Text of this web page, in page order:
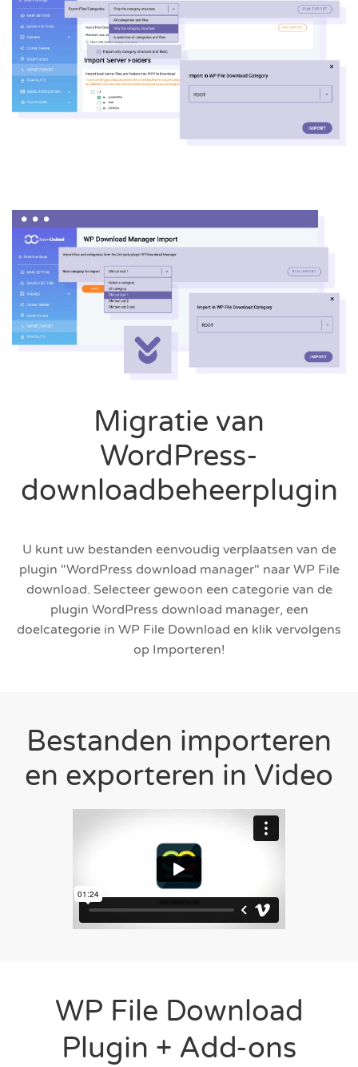
Migratie van
WordPress-
downloadbeheerplugin
U kunt uw bestanden eenvoudig verplaatsen van de
plugin "WordPress download manager" naar WP File
download. Selecteer gewoon een categorie van de
plugin WordPress download manager, een
doelcategorie in WP File Download en klik vervolgens
op Importeren!
Bestanden importeren
en exporteren in Video
WP File Download
Plugin + Add-ons